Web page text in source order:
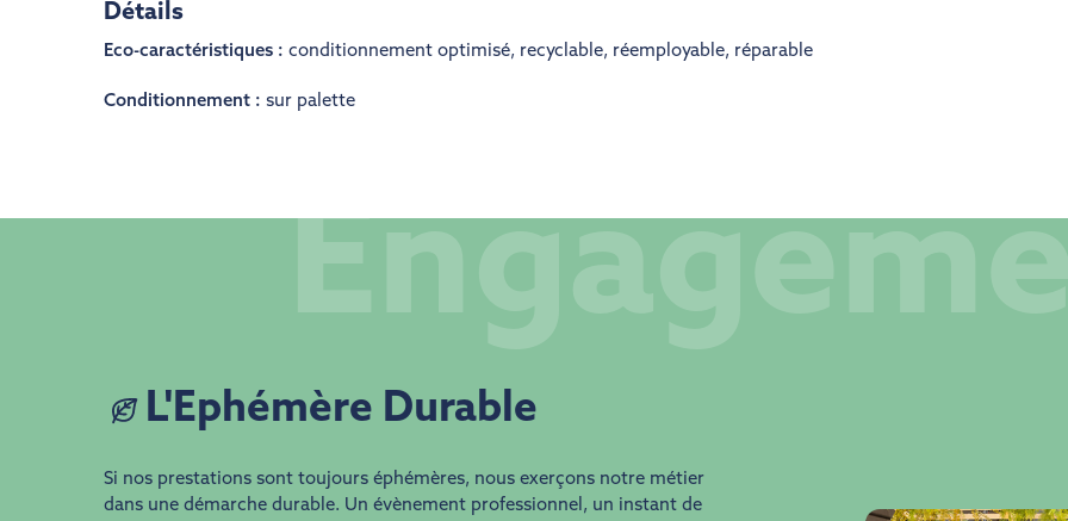
Détails
Eco-caractéristiques : conditionnement optimisé, recyclable, réemployable, réparable
Conditionnement : sur palette
L'Ephémère Durable
Si nos prestations sont toujours éphémères, nous exerçons notre métier
dans une démarche durable. Un évènement professionnel, un instant de